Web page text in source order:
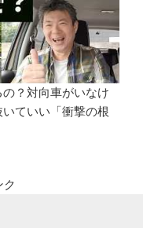
？対向車がいなけ
ていい「衝撃の根
ク